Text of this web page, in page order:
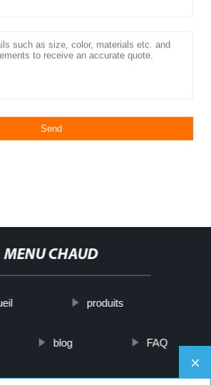
MENU CHAUD
produits
blog FAQ
contactez-nous